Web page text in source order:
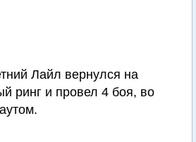
Лайл вернулся на
ринг и провел 4 боя, во